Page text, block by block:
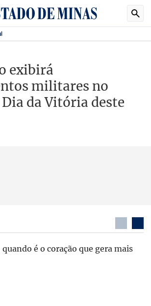
exibirá
militares no
da Vitória deste
é o coração que gera mais